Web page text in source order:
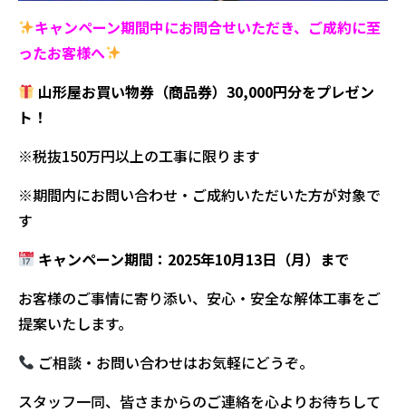
キャンペーン期間中にお問合せいただき、ご成約に至
ったお客様へ
山形屋お買い物券（商品券）30,000円分をプレゼン
ト！
※税抜150万円以上の工事に限ります
※期間内にお問い合わせ・ご成約いただいた方が対象で
す
キャンペーン期間：2025年10月13日（月）まで
お客様のご事情に寄り添い、安心・安全な解体工事をご
提案いたします。
ご相談・お問い合わせはお気軽にどうぞ。
スタッフ一同、皆さまからのご連絡を心よりお待ちして